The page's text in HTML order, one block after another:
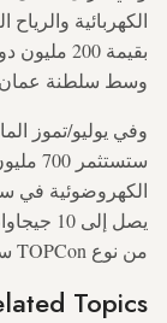
الكهربائية
بقيمة
وسط سلطنة عمان
وفي يوليو/تموز
الكهروضوئية في
يصل
من نوع TOPCon سنويا.
Topics